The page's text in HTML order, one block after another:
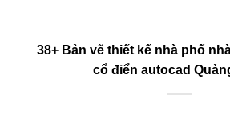
38+ Bản vẽ thiết kế nhà phố
cổ điển autocad